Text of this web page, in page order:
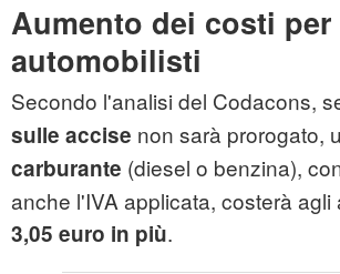
Aumento dei costi
automobilisti
Secondo l'analisi del Codacons,
sulle accise non sarà prorogato,
carburante (diesel o benzina),
anche l'IVA applicata, costerà agli
3,05 euro in più.